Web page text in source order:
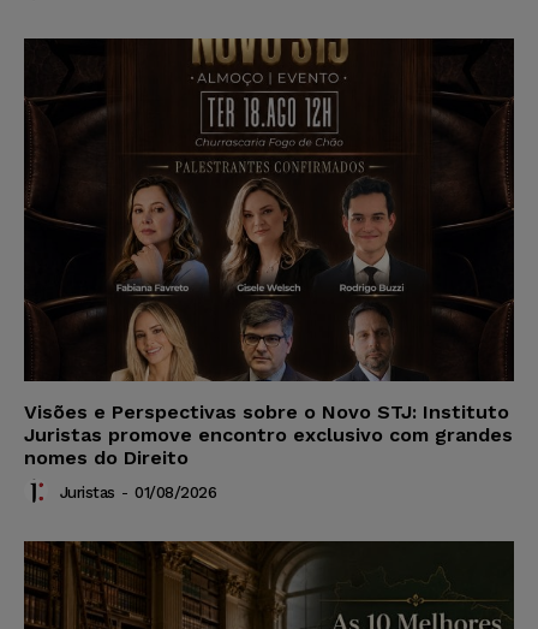
Visões e Perspectivas sobre o Novo STJ: Instituto
Juristas promove encontro exclusivo com grandes
nomes do Direito
Juristas - 01/08/2026